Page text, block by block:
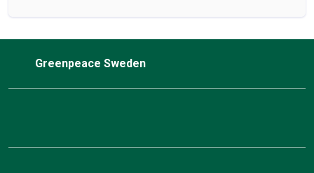
Greenpeace Sweden